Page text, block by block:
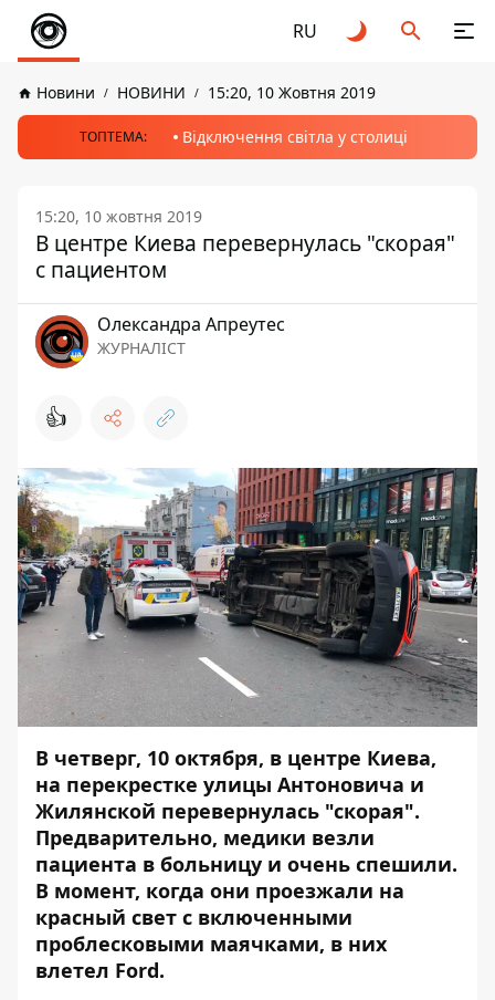
RU
Новини НОВИНИ 15:20, 10 Жовтня 2019
ТОПТЕМА: Відключення світла у столиці
15:20, 10 жовтня 2019
В центре Киева перевернулась "скорая"
с пациентом
Олександра Апреутес
ЖУРНАЛІСТ
👍
В четверг, 10 октября, в центре Киева,
на перекрестке улицы Антоновича и
Жилянской перевернулась "скорая".
Предварительно, медики везли
пациента в больницу и очень спешили.
В момент, когда они проезжали на
красный свет с включенными
проблесковыми маячками, в них
влетел Ford.